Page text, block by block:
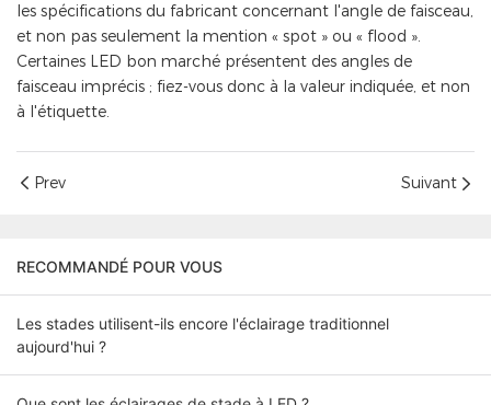
les spécifications du fabricant concernant l'angle de faisceau,
et non pas seulement la mention « spot » ou « flood ».
Certaines LED bon marché présentent des angles de
faisceau imprécis ; fiez-vous donc à la valeur indiquée, et non
à l'étiquette.
Prev Suivant
RECOMMANDÉ POUR VOUS
Les stades utilisent-ils encore l'éclairage traditionnel
aujourd'hui ?